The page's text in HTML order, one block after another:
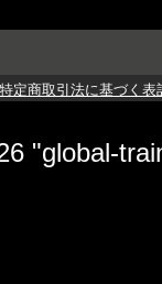
特定商取引法に基づく表
"global-